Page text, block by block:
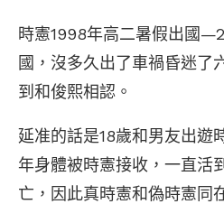
時憲1998年高二暑假出國
國，沒多久出了車禍昏迷了
到和俊熙相認。
延准的話是18歲和男友出遊
年身體被時憲接收，一直活
亡，因此真時憲和偽時憲同